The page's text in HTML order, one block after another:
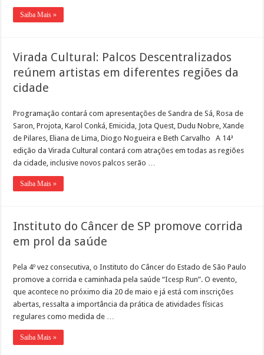
Saiba Mais »
Virada Cultural: Palcos Descentralizados
reúnem artistas em diferentes regiões da
cidade
Programação contará com apresentações de Sandra de Sá, Rosa de
Saron, Projota, Karol Conká, Emicida, Jota Quest, Dudu Nobre, Xande
de Pilares, Eliana de Lima, Diogo Nogueira e Beth Carvalho A 14ª
edição da Virada Cultural contará com atrações em todas as regiões
da cidade, inclusive novos palcos serão …
Saiba Mais »
Instituto do Câncer de SP promove corrida
em prol da saúde
Pela 4º vez consecutiva, o Instituto do Câncer do Estado de São Paulo
promove a corrida e caminhada pela saúde “Icesp Run”. O evento,
que acontece no próximo dia 20 de maio e já está com inscrições
abertas, ressalta a importância da prática de atividades físicas
regulares como medida de …
Saiba Mais »